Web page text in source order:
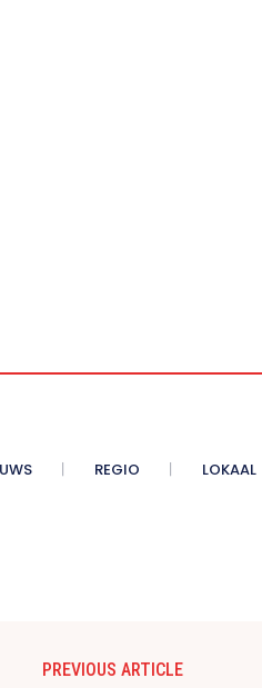
REGIO LOKAAL
PREVIOUS ARTICLE